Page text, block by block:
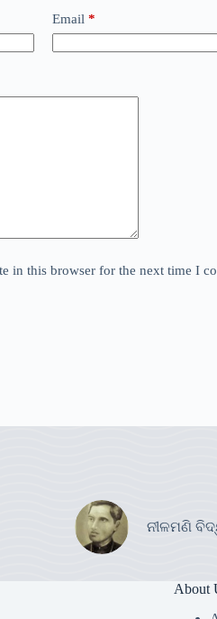
Email *
in this browser for the next time I
ନୀଳମଣି
About